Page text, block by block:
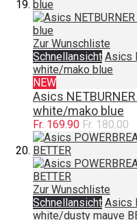
Zur Wunschliste
Schnellansicht Asics
white/mako blue
NEW
Asics
white/mako blue
Fr. 169.90 Fr. 180.00
Zur Wunschliste
Schnellansicht Asics
white/dusty mauve